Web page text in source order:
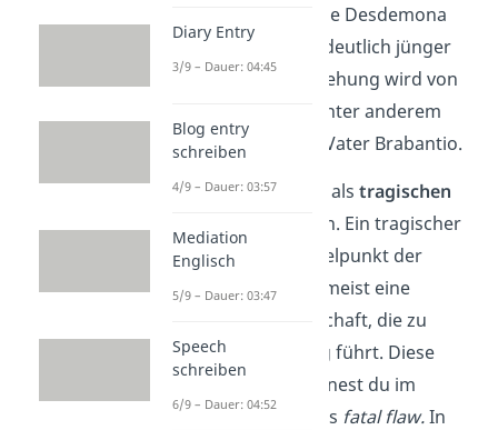
heimlich die adelige Desdemona
geheiratet. Sie ist deutlich jünger
als er und die Beziehung wird von
vielen verurteilt, unter anderem
von Desdemonas Vater Brabantio.
Du kannst Othello alstragischen
bezeichnen. Ein tragischer
Held steht im Mittelpunkt der
Tragödie und hat meist eine
bestimmte Eigenschaft, die zu
seinem Untergang führt. Diese
bezeichnest du im
Englischen auch als fatal flaw.In
Diary Entry
3/9 – Dauer: 04:45
Blog entry
schreiben
4/9 – Dauer: 03:57
Mediation
Englisch
5/9 – Dauer: 03:47
Speech
schreiben
6/9 – Dauer: 04:52